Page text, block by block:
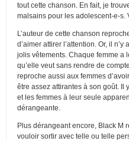
tout cette chanson. En fait, je
malsains pour les adolescent-e-s.
L’auteur de cette chanson
d’aimer attirer l’attention. Or, il
jolis vêtements. Chaque femme a
qu’elle veut sans rendre de
reproche aussi aux femmes
être assez attirantes à son goût. Il
et les femmes à leur seule
dérangeante.
Plus dérangeant encore, Black M
vouloir sortir avec telle ou telle